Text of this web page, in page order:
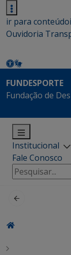
ir para conteúdo
Ouvidoria
FUNDESPORTE
Fundação de
Institucional
Fale Conosco
Pesquisar
por: